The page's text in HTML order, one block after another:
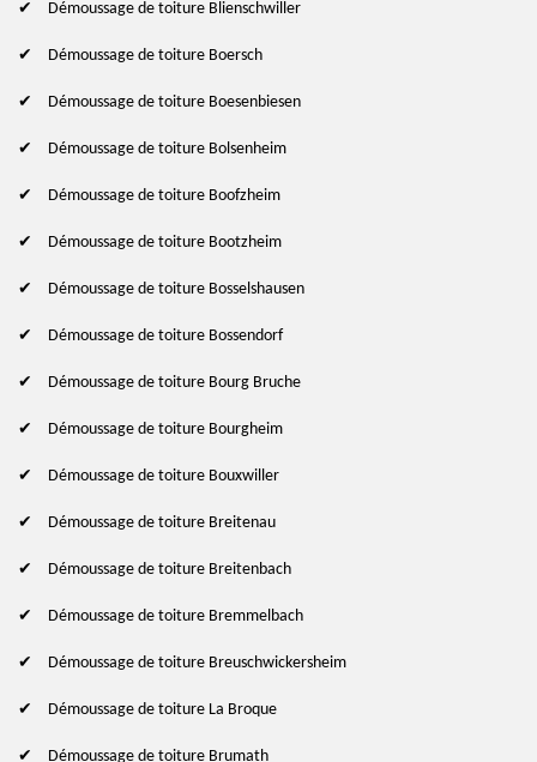
Démoussage de toiture Blienschwiller
Démoussage de toiture Boersch
Démoussage de toiture Boesenbiesen
Démoussage de toiture Bolsenheim
Démoussage de toiture Boofzheim
Démoussage de toiture Bootzheim
Démoussage de toiture Bosselshausen
Démoussage de toiture Bossendorf
Démoussage de toiture Bourg Bruche
Démoussage de toiture Bourgheim
Démoussage de toiture Bouxwiller
Démoussage de toiture Breitenau
Démoussage de toiture Breitenbach
Démoussage de toiture Bremmelbach
Démoussage de toiture Breuschwickersheim
Démoussage de toiture La Broque
Démoussage de toiture Brumath